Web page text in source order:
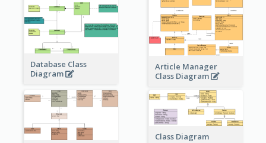
Database Class
Diagram
Article Manager
Class Diagram
Class Diagram